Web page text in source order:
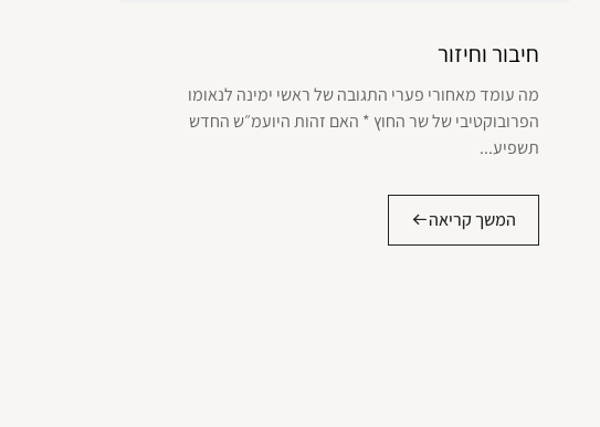
חיבור וחיזור
מה עומד מאחורי פערי התגובה של ראשי ימינה לנאומו
הפרובוקטיבי של שר החוץ * האם זהות היועמ״ש החדש
תשפיע...
המשך קריאה